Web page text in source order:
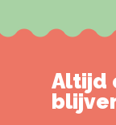
Altijd